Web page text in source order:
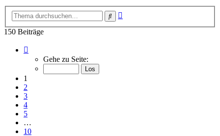
Suche
150 Beiträge
von
Gehe zu Seite:
1
2
3
4
5
…
10